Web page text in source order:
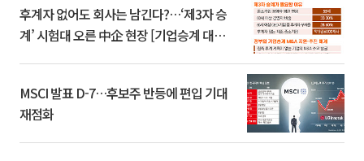
후계자 없어도 회사는 남긴다?…‘제3자 승
계’ 시험대 오른 中企 현장 [기업승계 대전
MSCI 발표 D-7…후보주 반등에 편입 기대
재점화